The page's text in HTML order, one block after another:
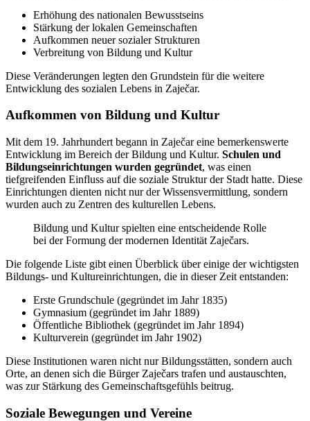
Erhöhung des nationalen Bewusstseins
Stärkung der lokalen Gemeinschaften
Aufkommen neuer sozialer Strukturen
Verbreitung von Bildung und Kultur
Diese Veränderungen legten den Grundstein für die weitere
Entwicklung des sozialen Lebens in Zaječar.
Aufkommen von Bildung und Kultur
Mit dem 19. Jahrhundert begann in Zaječar eine bemerkenswerte
Entwicklung im Bereich der Bildung und Kultur. Schulen und
Bildungseinrichtungen wurden gegründet, was einen
tiefgreifenden Einfluss auf die soziale Struktur der Stadt hatte. Diese
Einrichtungen dienten nicht nur der Wissensvermittlung, sondern
wurden auch zu Zentren des kulturellen Lebens.
Bildung und Kultur spielten eine entscheidende Rolle
bei der Formung der modernen Identität Zaječars.
Die folgende Liste gibt einen Überblick über einige der wichtigsten
Bildungs- und Kultureinrichtungen, die in dieser Zeit entstanden:
Erste Grundschule (gegründet im Jahr 1835)
Gymnasium (gegründet im Jahr 1889)
Öffentliche Bibliothek (gegründet im Jahr 1894)
Kulturverein (gegründet im Jahr 1902)
Diese Institutionen waren nicht nur Bildungsstätten, sondern auch
Orte, an denen sich die Bürger Zaječars trafen und austauschten,
was zur Stärkung des Gemeinschaftsgefühls beitrug.
Soziale Bewegungen und Vereine